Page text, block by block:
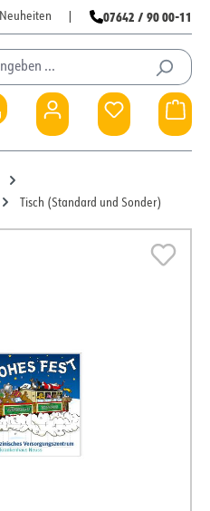
Neuheiten 07642 / 90 00-11
Du hast 0
Tisch (Standard und Sonder)